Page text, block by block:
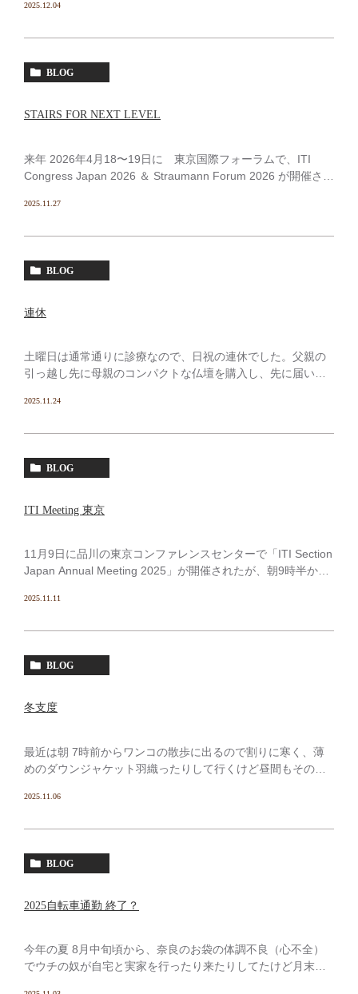
ンプラントに必要な CT 兼用に買い替え設置した。コン […]
2025.12.04
BLOG
STAIRS FOR NEXT LEVEL
来年 2026年4月18〜19日に 東京国際フォーラムで、ITI
Congress Japan 2026 ＆ Straumann Forum 2026 が開催され
2025.11.27
BLOG
連休
土曜日は通常通りに診療なので、日祝の連休でした。父親の
引っ越し先に母親のコンパクトな仏壇を購入し、先に届いて
Amazonとかnetで探した家具なので、安い分だけ完成品で
2025.11.24
BLOG
ITI Meeting 東京
11月9日に品川の東京コンファレンスセンターで「ITI Section
Japan Annual Meeting 2025」が開催されたが、朝9時半から
ので前日から東 […]
2025.11.11
BLOG
冬支度
最近は朝 7時前からワンコの散歩に出るので割りに寒く、薄
めのダウンジャケット羽織ったりして行くけど昼間もそのま
車日和やな」という陽気でしたが 自転車なんぞ乗ってる暇
2025.11.06
BLOG
2025自転車通勤 終了？
今年の夏 8月中旬頃から、奈良のお袋の体調不良（心不全）
でウチの奴が自宅と実家を行ったり来たりしてたけど月末に